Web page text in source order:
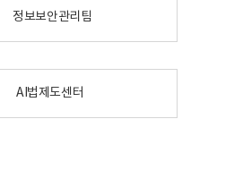
정보보안관리팀
AI법제도센터